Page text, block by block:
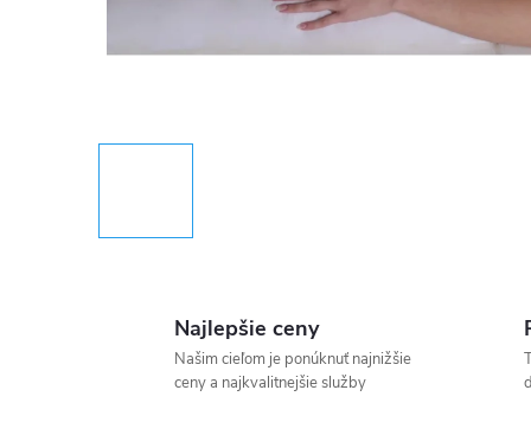
Najlepšie ceny
Našim cieľom je ponúknuť najnižšie
ceny a najkvalitnejšie služby